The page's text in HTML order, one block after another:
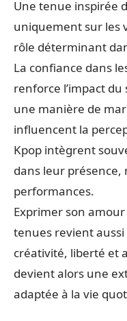
Une tenue inspirée
uniquement sur les
rôle déterminant
La confiance dans
renforce l’impact
une manière de
influencent la
Kpop intègrent
dans leur présence,
performances.
Exprimer son
tenues revient aussi
créativité, liberté et
devient alors une
adaptée à la vie